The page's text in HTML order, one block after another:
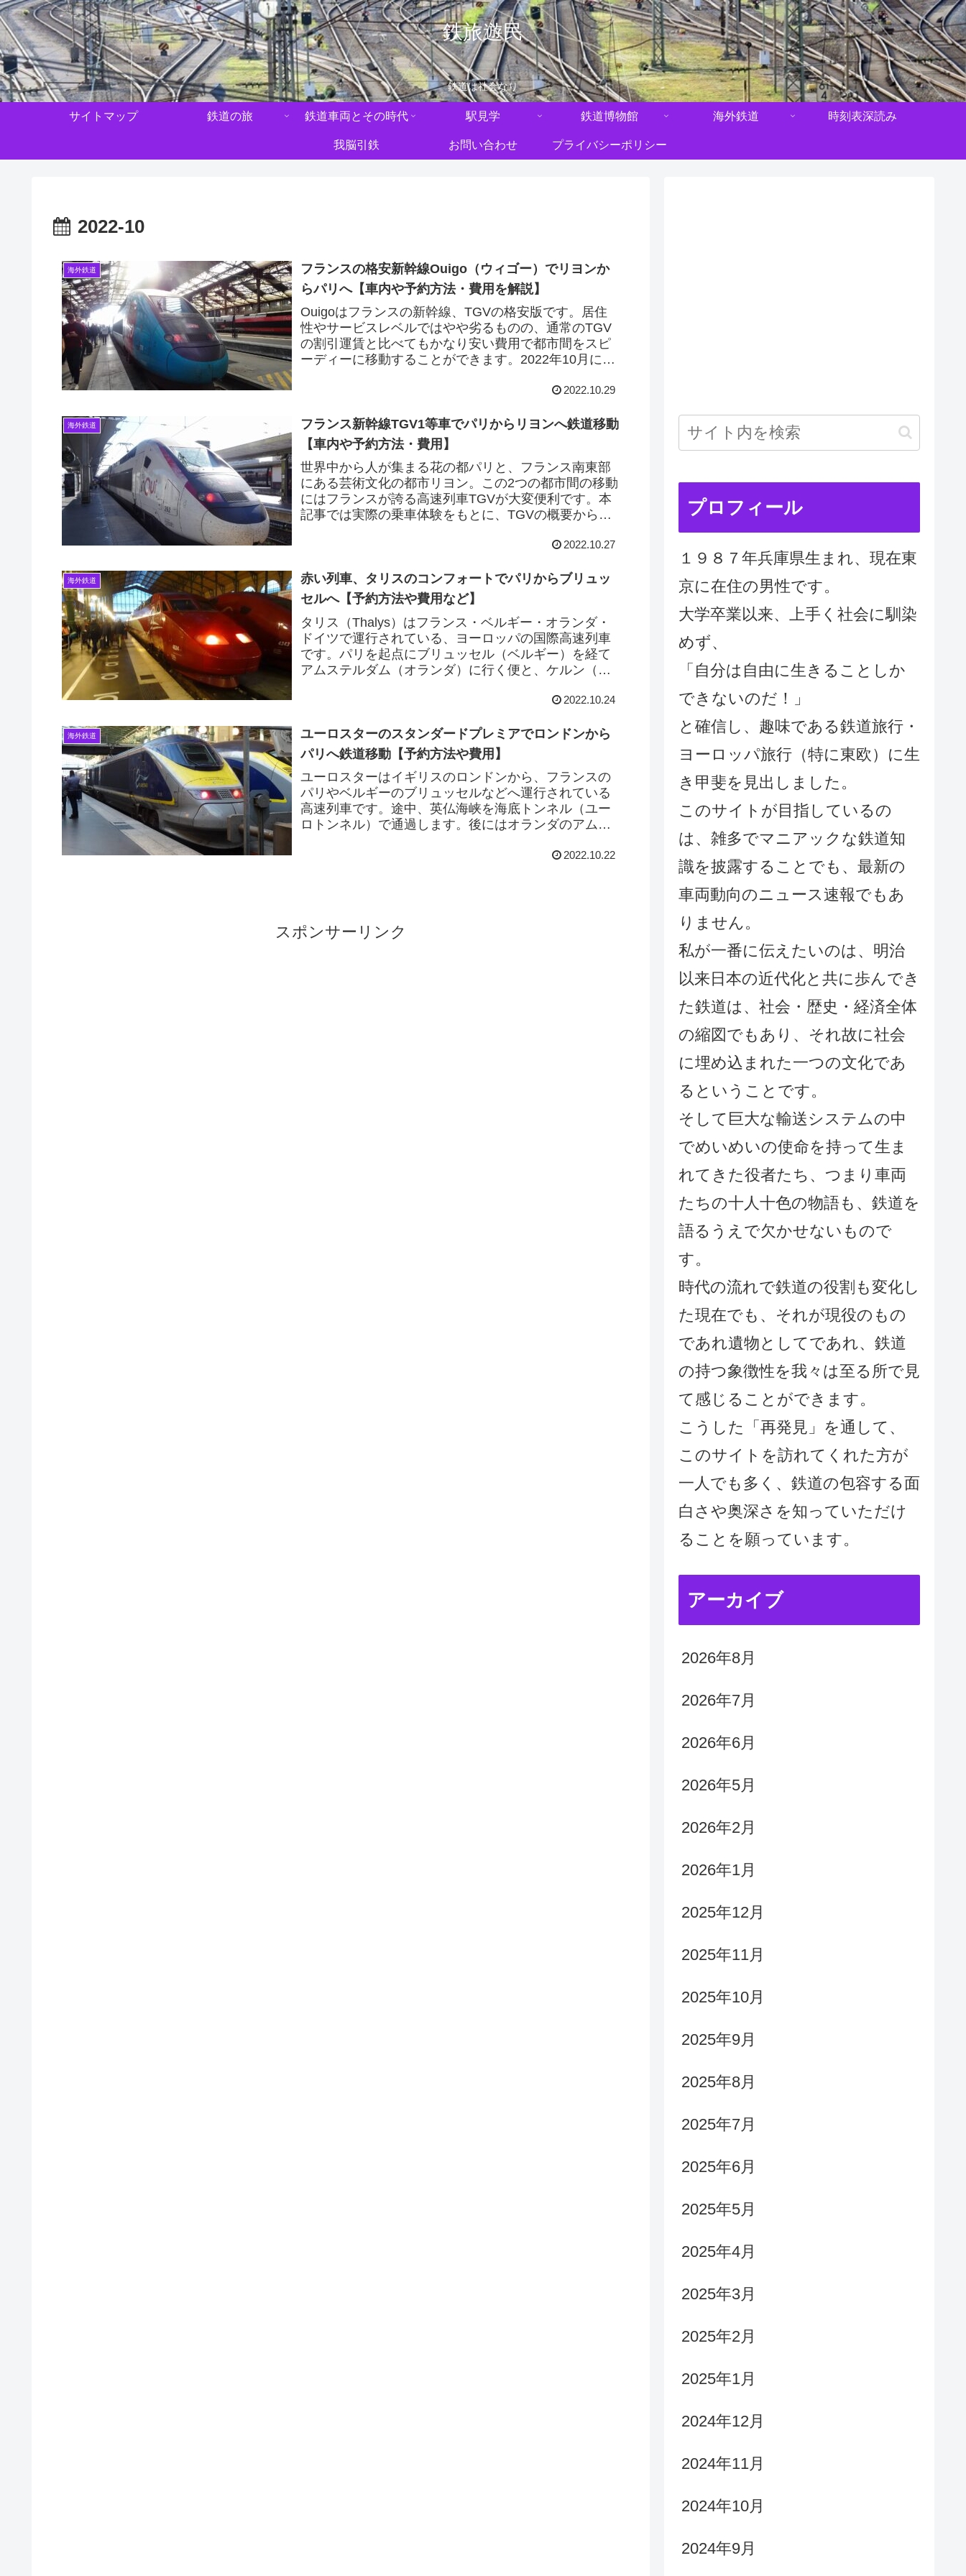
鉄旅遊民
鉄道は社会なり
サイトマップ 鉄道の旅 鉄道車両とその時代 駅見学 鉄道博物館 海外鉄道 時刻表深読み
我脳引鉄 お問い合わせ プライバシーポリシー
2022-10
海外鉄道
フランスの格安新幹線Ouigo（ウィゴー）でリヨンか
らパリへ【車内や予約方法・費用を解説】
Ouigoはフランスの新幹線、TGVの格安版です。居住
性やサービスレベルではやや劣るものの、通常のTGV
の割引運賃と比べてもかなり安い費用で都市間をスピ
ーディーに移動することができます。2022年10月にリ
2022.10.29
海外鉄道
フランス新幹線TGV1等車でパリからリヨンへ鉄道移動
【車内や予約方法・費用】
世界中から人が集まる花の都パリと、フランス南東部
にある芸術文化の都市リヨン。この2つの都市間の移動
にはフランスが誇る高速列車TGVが大変便利です。本
記事では実際の乗車体験をもとに、TGVの概要から予
2022.10.27
海外鉄道
赤い列車、タリスのコンフォートでパリからブリュッ
セルへ【予約方法や費用など】
タリス（Thalys）はフランス・ベルギー・オランダ・
ドイツで運行されている、ヨーロッパの国際高速列車
です。パリを起点にブリュッセル（ベルギー）を経て
アムステルダム（オランダ）に行く便と、ケルン（ド
2022.10.24
海外鉄道
ユーロスターのスタンダードプレミアでロンドンから
パリへ鉄道移動【予約方法や費用】
ユーロスターはイギリスのロンドンから、フランスの
パリやベルギーのブリュッセルなどへ運行されている
高速列車です。途中、英仏海峡を海底トンネル（ユー
ロトンネル）で通過します。後にはオランダのアムス
2022.10.22
スポンサーリンク
プロフィール
１９８７年兵庫県生まれ、現在東
京に在住の男性です。
大学卒業以来、上手く社会に馴染
めず、
「自分は自由に生きることしか
できないのだ！」
と確信し、趣味である鉄道旅行・
ヨーロッパ旅行（特に東欧）に生
き甲斐を見出しました。
このサイトが目指しているの
は、雑多でマニアックな鉄道知
識を披露することでも、最新の
車両動向のニュース速報でもあ
りません。
私が一番に伝えたいのは、明治
以来日本の近代化と共に歩んでき
た鉄道は、社会・歴史・経済全体
の縮図でもあり、それ故に社会
に埋め込まれた一つの文化であ
るということです。
そして巨大な輸送システムの中
でめいめいの使命を持って生ま
れてきた役者たち、つまり車両
たちの十人十色の物語も、鉄道を
語るうえで欠かせないもので
す。
時代の流れで鉄道の役割も変化し
た現在でも、それが現役のもの
であれ遺物としてであれ、鉄道
の持つ象徴性を我々は至る所で見
て感じることができます。
こうした「再発見」を通して、
このサイトを訪れてくれた方が
一人でも多く、鉄道の包容する面
白さや奥深さを知っていただけ
ることを願っています。
アーカイブ
2026年8月
2026年7月
2026年6月
2026年5月
2026年2月
2026年1月
2025年12月
2025年11月
2025年10月
2025年9月
2025年8月
2025年7月
2025年6月
2025年5月
2025年4月
2025年3月
2025年2月
2025年1月
2024年12月
2024年11月
2024年10月
2024年9月